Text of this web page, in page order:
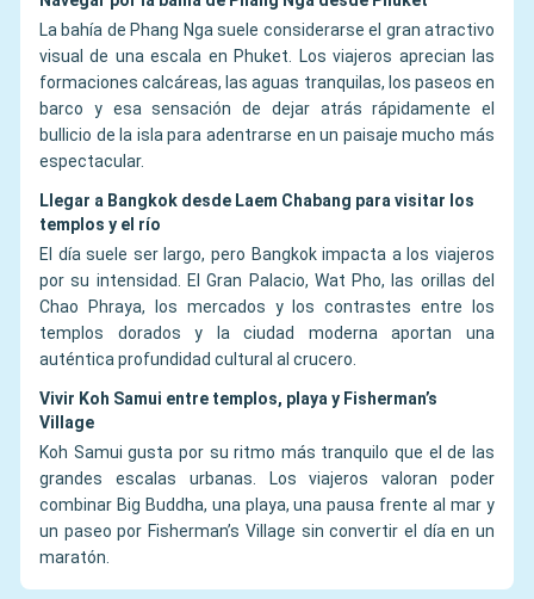
La bahía de Phang Nga suele considerarse el gran atractivo
visual de una escala en Phuket. Los viajeros aprecian las
formaciones calcáreas, las aguas tranquilas, los paseos en
barco y esa sensación de dejar atrás rápidamente el
bullicio de la isla para adentrarse en un paisaje mucho más
espectacular.
Llegar a Bangkok desde Laem Chabang para visitar los
templos y el río
El día suele ser largo, pero Bangkok impacta a los viajeros
por su intensidad. El Gran Palacio, Wat Pho, las orillas del
Chao Phraya, los mercados y los contrastes entre los
templos dorados y la ciudad moderna aportan una
auténtica profundidad cultural al crucero.
Vivir Koh Samui entre templos, playa y Fisherman’s
Village
Koh Samui gusta por su ritmo más tranquilo que el de las
grandes escalas urbanas. Los viajeros valoran poder
combinar Big Buddha, una playa, una pausa frente al mar y
un paseo por Fisherman’s Village sin convertir el día en un
maratón.